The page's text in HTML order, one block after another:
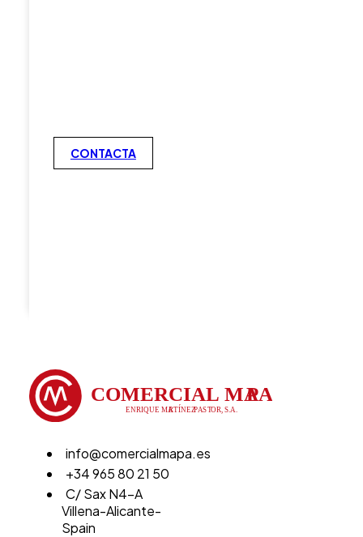
CONTACTA
info@comercialmapa.es
+34 965 80 21 50
C/ Sax N4-A
Villena-Alicante-
Spain